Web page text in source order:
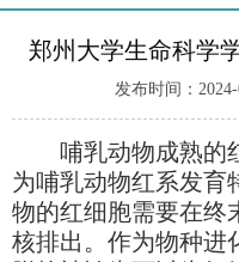
郑州大学生命科学
发布时间：
哺乳动物成熟的
为哺乳动物红系发育
物的红细胞需要在终
核排出。作为物种进